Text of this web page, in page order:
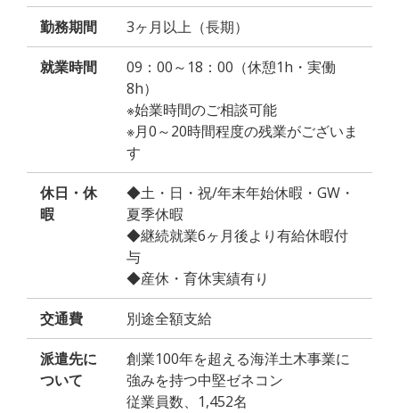
勤務期間 3ヶ月以上（長期）
就業時間
09：00～18：00（休憩1h・実働
8h）
※始業時間のご相談可能
※月0～20時間程度の残業がございま
す
休日・休
暇
◆土・日・祝/年末年始休暇・GW・
夏季休暇
◆継続就業6ヶ月後より有給休暇付
与
◆産休・育休実績有り
交通費 別途全額支給
派遣先に
ついて
創業100年を超える海洋土木事業に
強みを持つ中堅ゼネコン
従業員数、1,452名